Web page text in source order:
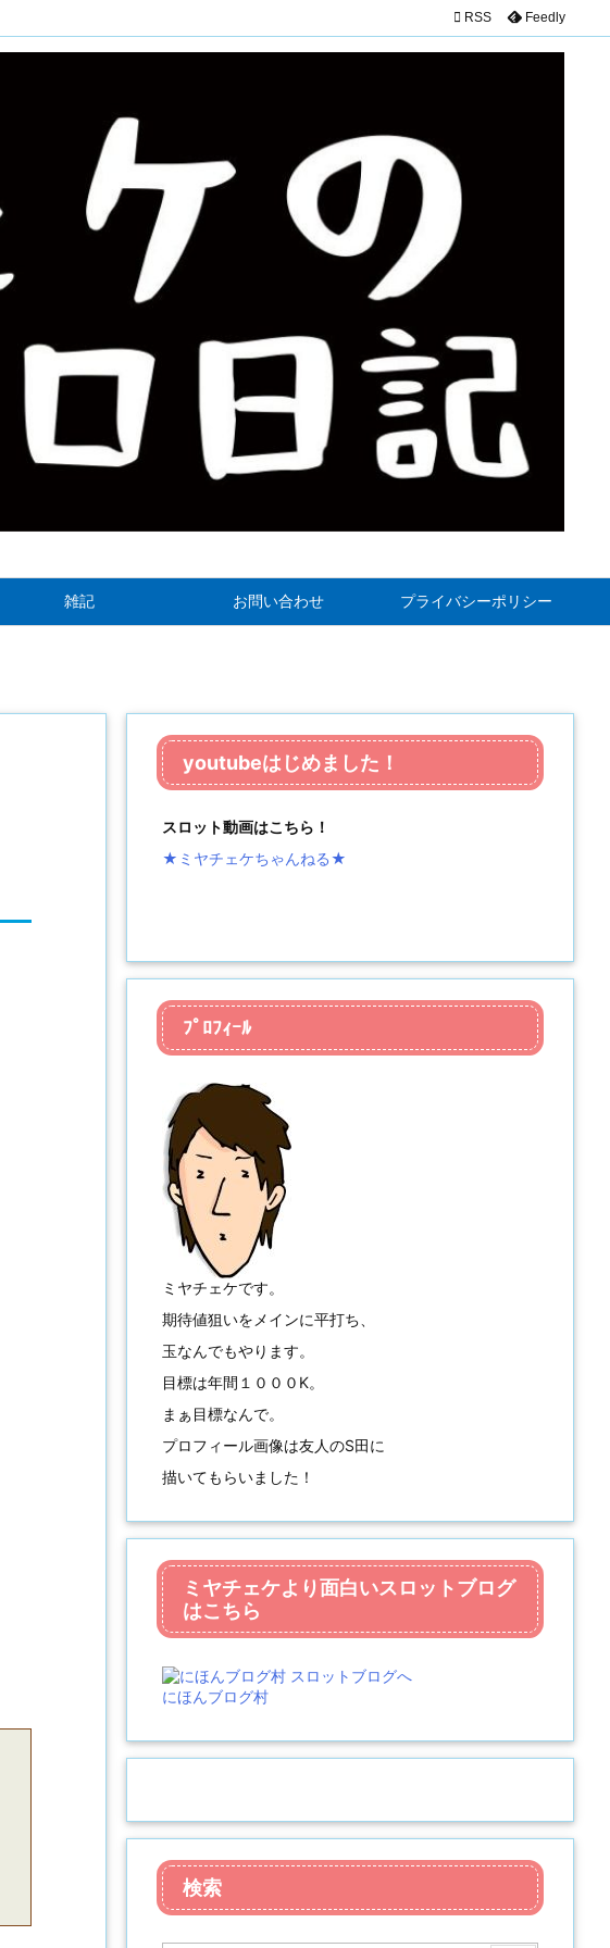
雑記 お問い合わせ プライバシーポリシー
 RSS Feedly
youtubeはじめました！
スロット動画はこちら！
★ミヤチェケちゃんねる★
ﾌﾟﾛﾌｨｰﾙ
ミヤチェケです。
期待値狙いをメインに平打ち、
玉なんでもやります。
目標は年間１０００K。
まぁ目標なんで。
プロフィール画像は友人のS田に
描いてもらいました！
ミヤチェケより面白いスロットブログ
はこちら
にほんブログ村
検索